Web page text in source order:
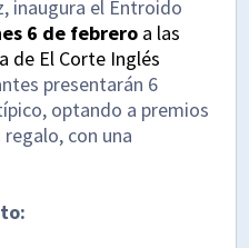
inaugura el Entroido
6 de febrero a las
de El Corte Inglés
presentarán 6
optando a premios
con una